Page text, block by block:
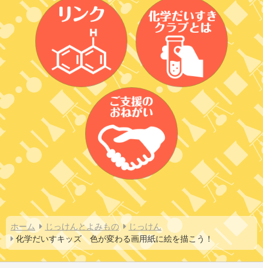
ホーム じっけんとよみもの
じっけん
化学だいすキッズ　色が変わる画用紙に絵を描こう！